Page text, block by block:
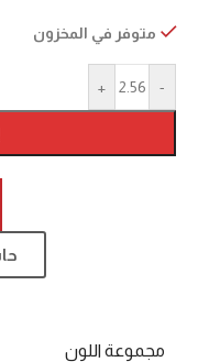
متوفر في المخزون
-
+
مجموعة اللون